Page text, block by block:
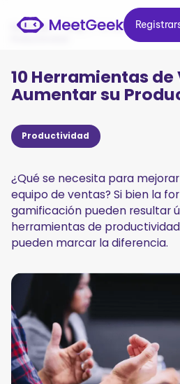
Registrarse
MeetGeek / Blog / 10 Herramientas
10 Herramientas
Aumentar su
Productividad
¿Qué se necesita para
equipo de ventas? Si bien la
gamificación pueden resultar
herramientas de
pueden marcar la diferencia.